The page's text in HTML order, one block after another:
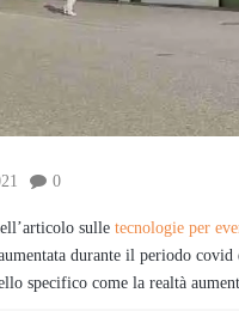
0
sulle tecnologie per
durante il periodo
specifico come la realtà